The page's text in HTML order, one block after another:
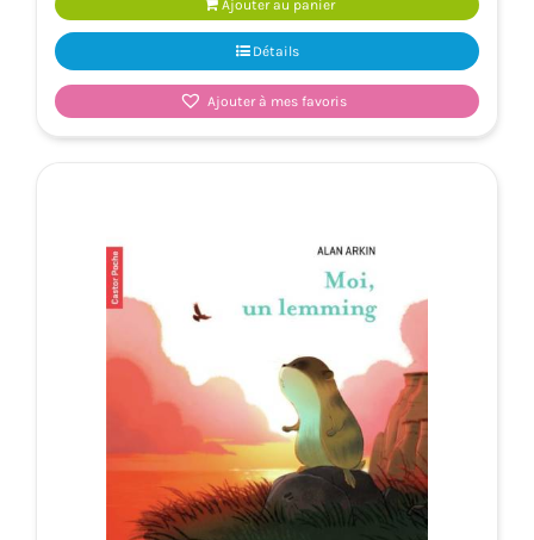
Ajouter au panier
Détails
Ajouter à mes favoris